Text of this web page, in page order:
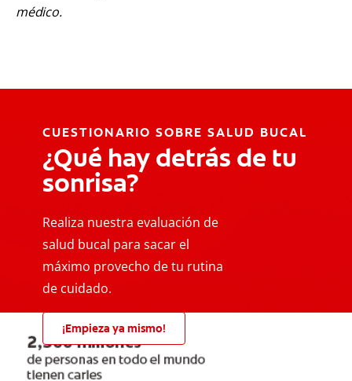
médico.
CUESTIONARIO SOBRE SALUD BUCAL
¿Qué hay detrás de tu
sonrisa?
Realiza nuestra evaluación de
salud bucal para sacar el
máximo provecho de tu rutina
de cuidado.
¡Empieza ya mismo!